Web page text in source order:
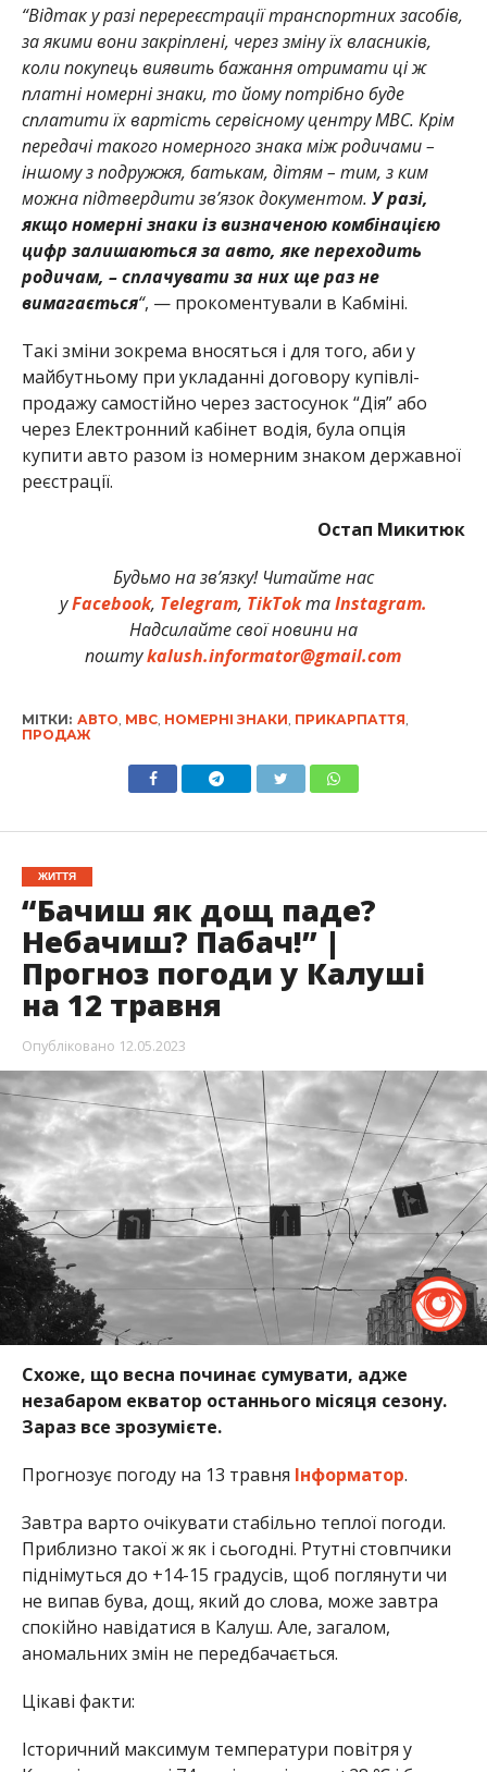
“Відтак у разі перереєстрації транспортних засобів,
за якими вони закріплені, через зміну їх власників,
коли покупець виявить бажання отримати ці ж
платні номерні знаки, то йому потрібно буде
сплатити їх вартість сервісному центру МВС. Крім
передачі такого номерного знака між родичами –
іншому з подружжя, батькам, дітям – тим, з ким
можна підтвердити зв’язок документом. У разі,
якщо номерні знаки із визначеною комбінацією
цифр залишаються за авто, яке переходить
родичам, – сплачувати за них ще раз не
вимагається“, — прокоментували в Кабміні.
Такі зміни зокрема вносяться і для того, аби у
майбутньому при укладанні договору купівлі-
продажу самостійно через застосунок “Дія” або
через Електронний кабінет водія, була опція
купити авто разом із номерним знаком державної
реєстрації.
Остап Микитюк
Будьмо на зв’язку! Читайте нас
уFacebook, Telegram, TikTokтаInstagram.
Надсилайте свої новини на
поштуkalush.informator@gmail.com
МІТКИ: АВТО МВС, НОМЕРНІ ЗНАКИ ПРИКАРПАТТЯ
ПРОДАЖ
ЖИТТЯ
“Бачиш як дощ паде?
Небачиш? Пабач!” |
Прогноз погоди у Калуші
на 12 травня
Опубліковано 12.05.2023
Схоже, що весна починає сумувати, адже
незабаром екватор останнього місяця сезону.
Зараз все зрозумієте.
Прогнозує погоду на 13 травня Інформатор.
Завтра варто очікувати стабільно теплої погоди.
Приблизно такої ж як і сьогодні. Ртутні стовпчики
піднімуться до +14-15 градусів, щоб поглянути чи
не випав бува, дощ, який до слова, може завтра
спокійно навідатися в Калуш. Але, загалом,
аномальних змін не передбачається.
Цікаві факти:
Історичний максимум температури повітря у